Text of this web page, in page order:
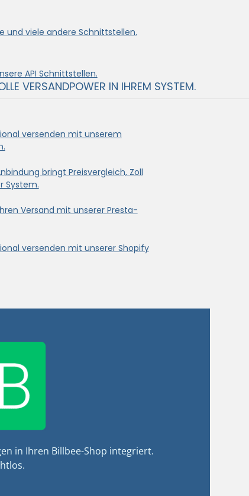
und viele andere Schnittstellen.
API Schnittstellen.
VERSANDPOWER IN IHREM SYSTEM.
versenden mit unserem
bringt Preisvergleich, Zoll
System.
Versand mit unserer Presta-
versenden mit unserer Shopify
in Ihren Billbee-Shop integriert.